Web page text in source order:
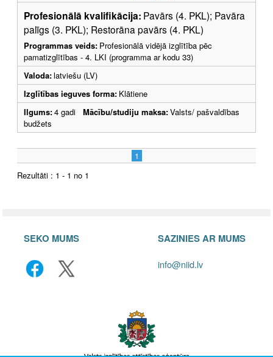
Profesionālā kvalifikācija: Pavārs (4. PKL); Pavāra
palīgs (3. PKL); Restorāna pavārs (4. PKL)
Programmas veids: Profesionālā vidējā izglītība pēc
pamatizglītības - 4. LKI (programma ar kodu 33)
Valoda:latviešu (LV)
Izglītības ieguves forma: Klātiene
Ilgums:4 gadi Mācību/studiju maksa:Valsts/ pašvaldības
budžets
1
Rezultāti : 1 - 1 no 1
SEKO MUMS SAZINIES AR MUMS
info@niid.lv